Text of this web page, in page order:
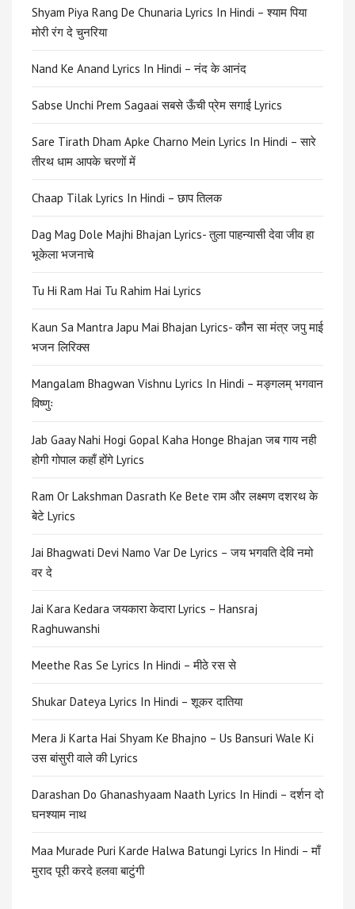
Shyam Piya Rang De Chunaria Lyrics In Hindi – श्याम पिया
मोरी रंग दे चुनरिया
Nand Ke Anand Lyrics In Hindi – नंद के आनंद
Sabse Unchi Prem Sagaai सबसे ऊँची प्रेम सगाई Lyrics
Sare Tirath Dham Apke Charno Mein Lyrics In Hindi – सारे
तीरथ धाम आपके चरणों में
Chaap Tilak Lyrics In Hindi – छाप तिलक
Dag Mag Dole Majhi Bhajan Lyrics- तुला पाहन्यासी देवा जीव हा
भूकेला भजनाचे
Tu Hi Ram Hai Tu Rahim Hai Lyrics
Kaun Sa Mantra Japu Mai Bhajan Lyrics- कौन सा मंत्र जपु माई
भजन लिरिक्स
Mangalam Bhagwan Vishnu Lyrics In Hindi – मङ्गलम् भगवान
विष्णुः
Jab Gaay Nahi Hogi Gopal Kaha Honge Bhajan जब गाय नही
होगी गोपाल कहाँ होंगे Lyrics
Ram Or Lakshman Dasrath Ke Bete राम और लक्ष्मण दशरथ के
बेटे Lyrics
Jai Bhagwati Devi Namo Var De Lyrics – जय भगवति देवि नमो
वर दे
Jai Kara Kedara जयकारा केदारा Lyrics – Hansraj
Raghuwanshi
Meethe Ras Se Lyrics In Hindi – मीठे रस से
Shukar Dateya Lyrics In Hindi – शूकर दातिया
Mera Ji Karta Hai Shyam Ke Bhajno – Us Bansuri Wale Ki
उस बांसुरी वाले की Lyrics
Darashan Do Ghanashyaam Naath Lyrics In Hindi – दर्शन दो
घनश्याम नाथ
Maa Murade Puri Karde Halwa Batungi Lyrics In Hindi – माँ
मुराद पूरी करदे हलवा बाटुंगी